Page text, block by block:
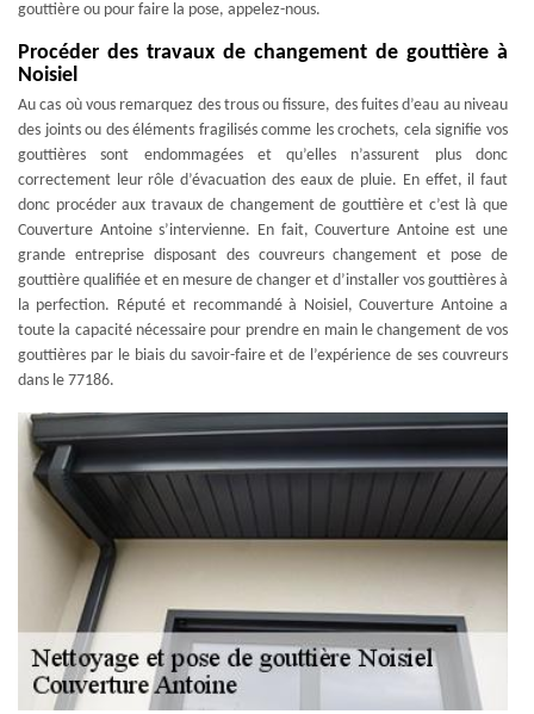
gouttière ou pour faire la pose, appelez-nous.
Procéder des travaux de changement de gouttière à
Noisiel
Au cas où vous remarquez des trous ou fissure, des fuites d’eau au niveau
des joints ou des éléments fragilisés comme les crochets, cela signifie vos
gouttières sont endommagées et qu’elles n’assurent plus donc
correctement leur rôle d’évacuation des eaux de pluie. En effet, il faut
donc procéder aux travaux de changement de gouttière et c’est là que
Couverture Antoine s’intervienne. En fait, Couverture Antoine est une
grande entreprise disposant des couvreurs changement et pose de
gouttière qualifiée et en mesure de changer et d’installer vos gouttières à
la perfection. Réputé et recommandé à Noisiel, Couverture Antoine a
toute la capacité nécessaire pour prendre en main le changement de vos
gouttières par le biais du savoir-faire et de l’expérience de ses couvreurs
dans le 77186.